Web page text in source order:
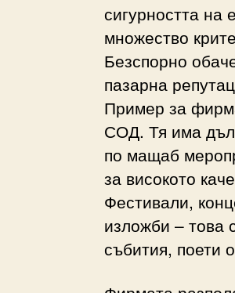
сигурността
множество
Безспорно
пазарна
Пример за
СОД. Тя има
по мащаб
за високото
Фестивали,
изложби – това
събития, поети